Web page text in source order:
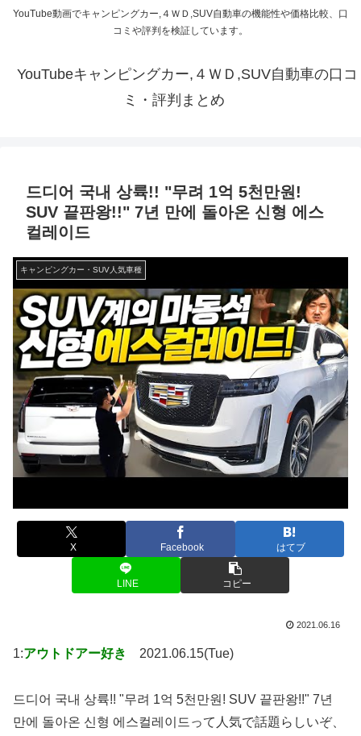
YouTube動画でキャンピングカー,４ＷＤ,SUV自動車の機能性や価格比較、口
コミや評判を検証しています。
YouTubeキャンピングカー,４ＷＤ,SUV自動車の口コ
ミ・評判まとめ
드디어 국내 상륙!! "무려 1억 5천만원!
SUV 끝판왕!!" 7년 만에 돌아온 신형 에스
컬레이드
キャンピングカー・SUV人気車種
X Facebook はてブ
LINE コピー
2021.06.16
1:アウトドアー好き 2021.06.15(Tue)
드디어 국내 상륙!! "무려 1억 5천만원! SUV 끝판왕!!" 7년
만에 돌아온 신형 에스컬레이드って人気で話題らしいぞ、